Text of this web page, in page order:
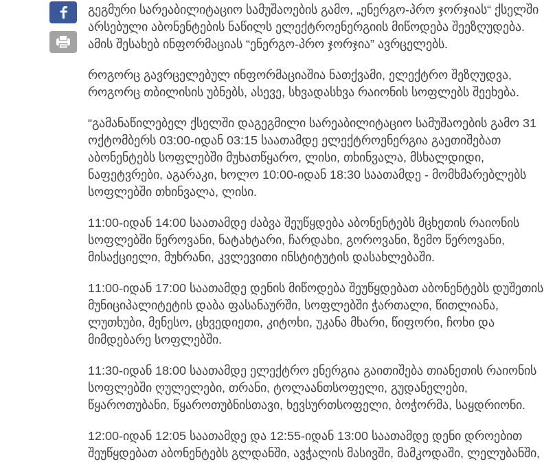
გეგმური სარეაბილიტაციო სამუშაოების გამო, „ენერგო-პრო ჯორჯიას“ ქსელში
არსებული აბონენტების ნაწილს ელექტროენერგიის მიწოდება შეეზღუდება.
ამის შესახებ ინფორმაციას “ენერგო-პრო ჯორჯია” ავრცელებს.
როგორც გავრცელებულ ინფორმაციაშია ნათქვამი, ელექტრო შეზღუდვა,
როგორც თბილისის უბნებს, ასევე, სხვადასხვა რაიონის სოფლებს შეეხება.
“გამანაწილებელ ქსელში დაგეგმილი სარეაბილიტაციო სამუშაოების გამო 31
ოქტომბერს 03:00-იდან 03:15 საათამდე ელექტროენერგია გაეთიშებათ
აბონენტებს სოფლებში მუხათწყარო, ლისი, თხინვალა, მსხალდიდი,
ნაფეტვრები, აგარაკი, ხოლო 10:00-იდან 18:30 საათამდე - მომხმარებლებს
სოფლებში თხინვალა, ლისი.
11:00-იდან 14:00 საათამდე ძაბვა შეუწყდება აბონენტებს მცხეთის რაიონის
სოფლებში წეროვანი, ნატახტარი, ჩარდახი, გოროვანი, ზემო წეროვანი,
მისაქციელი, მუხრანი, კვლევითი ინსტიტუტის დასახლებაში.
11:00-იდან 17:00 საათამდე დენის მიწოდება შეუწყდებათ აბონენტებს დუშეთის
მუნიციპალიტეტის დაბა ფასანაურში, სოფლებში ჭართალი, წითლიანა,
ლუთხუბი, მენესო, ცხვედიეთი, კიტოხი, უკანა მხარი, წიფორი, ჩოხი და
მიმდებარე სოფლებში.
11:30-იდან 18:00 საათამდე ელექტრო ენერგია გაითიშება თიანეთის რაიონის
სოფლებში ღულელები, თრანი, ტოლაანთსოფელი, გუდანელები,
წყაროთუბანი, წყაროთუბნისთავი, ხევსურთსოფელი, ბოჭორმა, საყდრიონი.
12:00-იდან 12:05 საათამდე და 12:55-იდან 13:00 საათამდე დენი დროებით
შეუწყდებათ აბონენტებს გლდანში, ავჭალის მასივში, მამკოდაში, ლელუბანში,